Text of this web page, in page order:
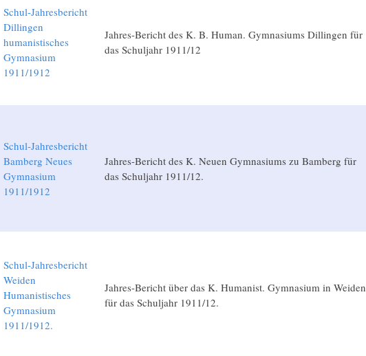
Schul-Jahresbericht
Dillingen
humanistisches
Gymnasium
1911/1912
Jahres-Bericht des K. B. Human. Gymnasiums Dillingen für
das Schuljahr 1911/12
Schul-Jahresbericht
Bamberg Neues
Gymnasium
1911/1912
Jahres-Bericht des K. Neuen Gymnasiums zu Bamberg für
das Schuljahr 1911/12.
Schul-Jahresbericht
Weiden
Humanistisches
Gymnasium
1911/1912.
Jahres-Bericht über das K. Humanist. Gymnasium in Weiden
für das Schuljahr 1911/12.